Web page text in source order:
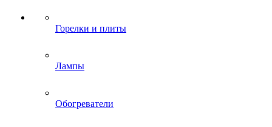
Горелки и плиты
Лампы
Обогреватели